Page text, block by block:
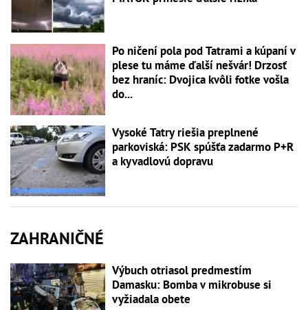
Po ničení pola pod Tatrami a kúpaní v
plese tu máme ďalší nešvár! Drzosť
bez hraníc: Dvojica kvôli fotke vošla
do...
Vysoké Tatry riešia preplnené
parkoviská: PSK spúšťa zadarmo P+R
a kyvadlovú dopravu
ZAHRANIČNÉ
Výbuch otriasol predmestím
Damasku: Bomba v mikrobuse si
vyžiadala obete